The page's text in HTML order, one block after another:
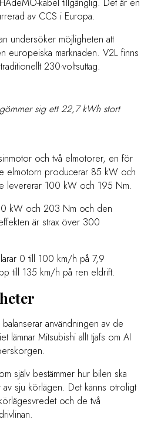
av CCS i Europa.
undersöker möjligheten att
europeiska marknaden. V2L finns
230-voltsuttag.
sig ett 22,7 kWh stort
och två elmotorer, en för
elmotorn producerar 85 kW och
levererar 100 kW och 195 Nm.
kW och 203 Nm och den
är strax över 300
0 till 100 km/h på 7,9
till 135 km/h på ren eldrift.
användningen av de
lämnar Mitsubishi allt tjafs om AI
själv bestämmer hur bilen ska
sju körlägen. Det känns otroligt
och de två